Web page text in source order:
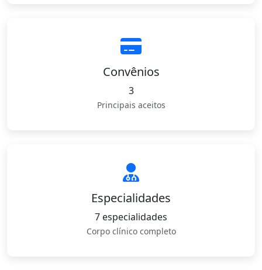
Convênios
3
Principais aceitos
Especialidades
7 especialidades
Corpo clínico completo